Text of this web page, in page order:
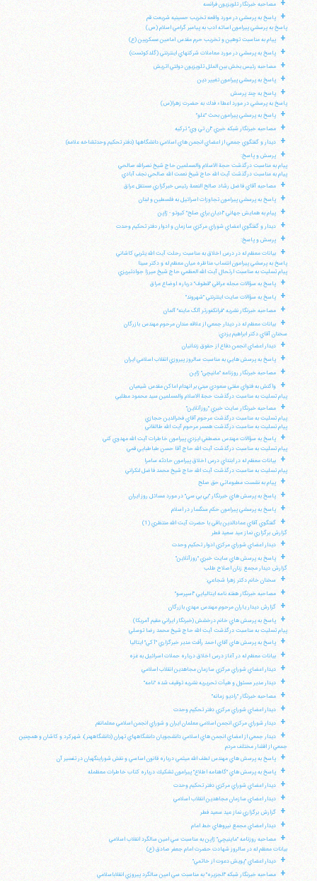
+ مصاحبه خبرنگار تلويزيون فرانسه
+
پاسخ به پرسشي در مورد واقعه تخريب حسينيه شريعت قم
پاسخ به پرسشي پيرامون اسائه ادب به پيامبر گرامي اسلام (ص)
+ پيام به مناسبت توهين و تخريب حرم مقدس امامين عسكريين (ع)
+ پاسخ به پرسشي در مورد معاملات شركتهاي اينترنتي (گلدكوئست)
+ مصاحبه رئيس بخش بين الملل تلويزيون دولتي اتريش
+ پاسخ به پرسشي پيرامون تغيير دين
+
پاسخ به چند پرسش
پاسخ به پرسشي در مورد اعطاء فدك به حضرت زهرا(س)
+ پاسخ به پرسشي پيرامون بحث "غلو"
+ مصاحبه خبرنگار شبكه خبري "ان تي وي" تركيه
+ ديدار و گفتگوي جمعي از اعضاي انجمن هاي اسلامي دانشگاهها (دفتر تحكيم وحدتشاخه علامه)
+
پرسش و پاسخ:
پيام به مناسبت درگذشت حجة الاسلام والمسلمين حاج شيخ نصرالله صالحي
پيام به مناسبت درگذشت آيت الله حاج شيخ نعمت الله صالحي نجف آبادي
+ مصاحبه آقاي فاضل رشاد صالح النعمة رئيس خبرگزاري مستقل عراق
+ پاسخ به پرسشي پيرامون تجاوزات اسرائيل به فلسطين و لبنان
+ پيام به همايش جهاني "اديان براي صلح" كيوتو - ژاپن
+ ديدار و گفتگوي اعضاي شوراي مركزي سازمان و ادوار دفتر تحكيم وحدت
+ پرسش و پاسخ:
+
بيانات معظم له در درس اخلاق به مناسبت رحلت آيت الله يثربي كاشاني
پاسخ به پرسشي پيرامون انتساب مناظره ميان معظم له و دكتر سينا
پيام تسليت به مناسبت ارتحال آيت الله العظمي حاج شيخ ميرزا جوادتبريزي
+ پاسخ به سؤالات مجله عراقي "قطوف" درباره اوضاع عراق
+ پاسخ به سؤالات سايت اينترنتي "شهروند"
+ مصاحبه خبرنگار نشريه "فرانكفورتر آلگ ماينه" آلمان
+
بيانات معظم له در ديدار جمعي از علاقه مندان مرحوم مهندس بازرگان
سخنان آقاي دكتر ابراهيم يزدي:
+ ديدار اعضاي انجمن دفاع از حقوق زندانيان
+ پاسخ به پرسش هايي به مناسبت سالروز پيروزي انقلاب اسلامي ايران
+ مصاحبه خبرنگار روزنامه "مانيچي" ژاپن
+
واكنش به فتواي مفتي سعودي مبني بر انهدام اماكن مقدس شيعيان
پيام تسليت به مناسبت درگذشت حجة الاسلام والمسلمين سيد محمود مطلبي
+
مصاحبه خبرنگار سايت خبري "روزآنلاين"
پيام تسليت به مناسبت درگذشت مرحوم آقاي فخرالدين حجازي
پيام تسليت به مناسبت درگذشت همسر مرحوم آيت الله طالقاني
+
پاسخ به سؤالات مهندس مصطفي ايزدي پيرامون خاطرات آيت الله مهدوي كني
پيام تسليت به مناسبت درگذشت آيت الله حاج آقا حسن طباطبايي قمي
+
بيانات معظم له در ابتداي درس اخلاق پيرامون حادثه سامرا
پيام تسليت به مناسبت درگذشت آيت الله حاج شيخ محمد فاضل لنكراني
+ پيام به نشست مطبوعاتي حق صلح
+ پاسخ به پرسش هاي خبرنگار "بي بي سي" در مورد مسائل روز ايران
+ پاسخ به پرسشي پيرامون حكم سنگسار در اسلام
+
گفتگوي آقاي عمادالدين باقي با حضرت آيت الله منتظري (1)
گزارش برگزاري نماز عيد سعيد فطر
+ ديدار اعضاي شوراي مركزي ادوار تحكيم وحدت
+
پاسخ به پرسش هاي سايت خبري "روزآنلاين"
گزارش ديدار مجمع زنان اصلاح طلب
+ سخنان خانم دكتر زهرا شجاعي:
+ مصاحبه خبرنگار هفته نامه ايتاليايي "اسپرسو"
+ گزارش ديدار ياران مرحوم مهندس مهدي بازرگان
+
پاسخ به پرسش هاي خانم درخشش (خبرنگار ايراني مقيم آمريكا)
پيام تسليت به مناسبت درگذشت آيت الله حاج شيخ محمد رضا توسلي
+ پاسخ به پرسش هاي آقاي احمد رأفت مدير خبرگزاري "آكي" ايتاليا
+ بيانات معظم له در آغاز درس اخلاق درباره حملات اسرائيل به غزه
+ ديدار اعضاي شوراي مركزي سازمان مجاهدين انقلاب اسلامي
+ ديدار مدير مسئول و هيأت تحريريه نشريه توقيف شده "نامه"
+ مصاحبه خبرنگار "راديو زمانه"
+ ديدار اعضاي شوراي مركزي دفتر تحكيم وحدت
+ ديدار شوراي مركزي انجمن اسلامي معلمان ايران و شوراي انجمن اسلامي معلمانقم
+
ديدار جمعي از اعضاي انجمن هاي اسلامي دانشجويان دانشگاههاي تهران (دانشگاههنر)، شهركرد و كاشان و همچنين
جمعي از اقشار مختلف مردم
+ پاسخ به پرسش هاي مهندس لطف الله ميثمي درباره قانون اساسي و نقش شوراينگهبان در تفسير آن
+ پاسخ به پرسش هاي "گاهنامه اطلاع" پيرامون تشكيك درباره كتاب خاطرات معظمله
+ ديدار اعضاي شوراي مركزي دفتر تحكيم وحدت
+ ديدار اعضاي سازمان مجاهدين انقلاب اسلامي
+ گزارش برگزاري نماز عيد سعيد فطر
+ ديدار اعضاي مجمع نيروهاي خط امام
+
مصاحبه روزنامه "ماينيچي" ژاپن به مناسبت سي امين سالگرد انقلاب اسلامي
بيانات معظم له در سالروز شهادت حضرت امام جعفر صادق (ع)
+ ديدار اعضاي "پويش دعوت از خاتمي"
+ مصاحبه خبرنگار شبكه "الجزيره" به مناسبت سي امين سالگرد پيروزي انقلاباسلامي